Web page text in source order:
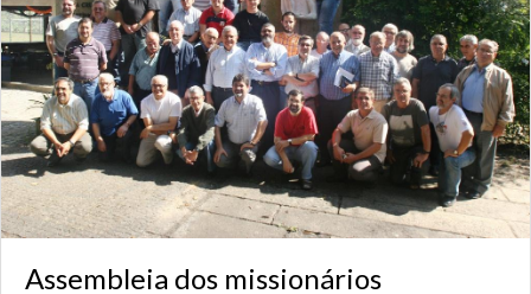
Assembleia dos missionários